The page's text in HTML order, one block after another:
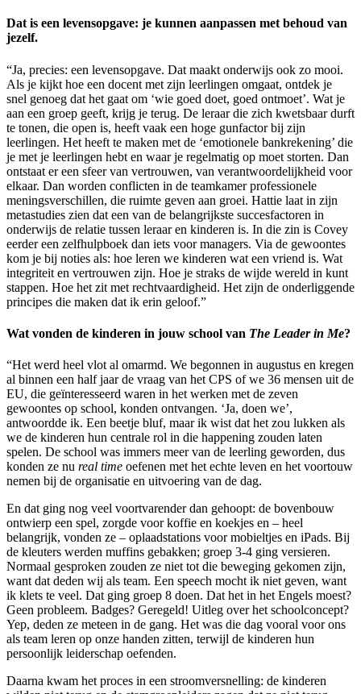
Dat is een levensopgave: je kunnen aanpassen met behoud van
jezelf.
“Ja, precies: een levensopgave. Dat maakt onderwijs ook zo mooi.
Als je kijkt hoe een docent met zijn leerlingen omgaat, ontdek je
snel genoeg dat het gaat om ‘wie goed doet, goed ontmoet’. Wat je
aan een groep geeft, krijg je terug. De leraar die zich kwetsbaar durft
te tonen, die open is, heeft vaak een hoge gunfactor bij zijn
leerlingen. Het heeft te maken met de ‘emotionele bankrekening’ die
je met je leerlingen hebt en waar je regelmatig op moet storten. Dan
ontstaat er een sfeer van vertrouwen, van verantwoordelijkheid voor
elkaar. Dan worden conflicten in de teamkamer professionele
meningsverschillen, die ruimte geven aan groei. Hattie laat in zijn
metastudies zien dat een van de belangrijkste succesfactoren in
onderwijs de relatie tussen leraar en kinderen is. In die zin is Covey
eerder een zelfhulpboek dan iets voor managers. Via de gewoontes
kom je bij noties als: hoe leren we kinderen wat een vriend is. Wat
integriteit en vertrouwen zijn. Hoe je straks de wijde wereld in kunt
stappen. Hoe het zit met rechtvaardigheid. Het zijn de onderliggende
principes die maken dat ik erin geloof.”
Wat vonden de kinderen in jouw school van The Leader in Me?
“Het werd heel vlot al omarmd. We begonnen in augustus en kregen
al binnen een half jaar de vraag van het CPS of we 36 mensen uit de
EU, die geïnteresseerd waren in het werken met de zeven
gewoontes op school, konden ontvangen. ‘Ja, doen we’,
antwoordde ik. Een beetje bluf, maar ik wist dat het zou lukken als
we de kinderen hun centrale rol in die happening zouden laten
spelen. De school was immers meer van de leerling geworden, dus
konden ze nu real time oefenen met het echte leven en het voortouw
nemen bij de organisatie en uitvoering van de dag.
En dat ging nog veel voortvarender dan gehoopt: de bovenbouw
ontwierp een spel, zorgde voor koffie en koekjes en – heel
belangrijk, vonden ze – oplaadstations voor mobieltjes en iPads. Bij
de kleuters werden muffins gebakken; groep 3-4 ging versieren.
Normaal gesproken zouden ze niet tot die beweging gekomen zijn,
want dat deden wij als team. Een speech mocht ik niet geven, want
ik klets te veel. Dat ging groep 8 doen. Dat het in het Engels moest?
Geen probleem. Badges? Geregeld! Uitleg over het schoolconcept?
Yep, deden ze meteen in de gang. Het was die dag vooral voor ons
als team leren op onze handen zitten, terwijl de kinderen hun
persoonlijk leiderschap oefenden.
Daarna kwam het proces in een stroomversnelling: de kinderen